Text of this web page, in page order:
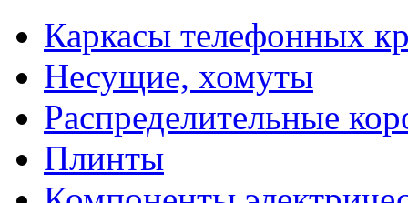
Каркасы телефонных
Несущие, хомуты
Распределительные
Плинты